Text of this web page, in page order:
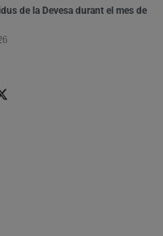
de la Devesa durant el mes de